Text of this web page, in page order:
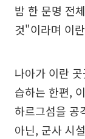
밤 한 문명 전
것"이라며 이
나아가 이란
습하는 한편,
하르그섬을 공
아닌, 군사 시